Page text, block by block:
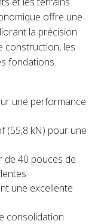
offre une
la précision
construction, les
fondations.
une performance
(55,8 kN) pour une
de 40 pouces de
une excellente
consolidation